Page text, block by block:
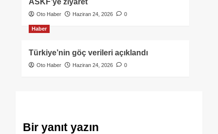
Oto Haber Haziran 24, 2026 0
Haber
Türkiye’nin göç verileri açıklandı
Oto Haber Haziran 24, 2026 0
Bir yanıt yazın